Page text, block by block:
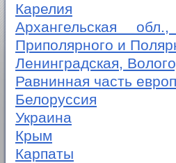
Карелия
Архангельская
Приполярного и
Ленинградская,
Равнинная часть
Белоруссия
Украина
Крым
Карпаты